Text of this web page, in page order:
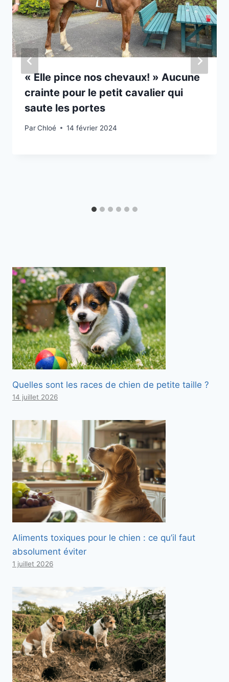
« Elle pince nos chevaux! » Aucune
crainte pour le petit cavalier qui
saute les portes
ParChloé 14 février 2024
Quelles sont les races de chien de petite taille ?
14 juillet 2026
Aliments toxiques pour le chien : ce qu’il faut
absolument éviter
1 juillet 2026